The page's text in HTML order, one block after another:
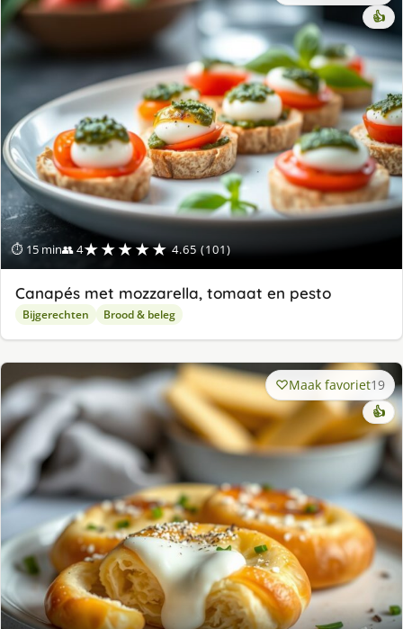
⏱ 15 min👥 4★★★★★ 4.65 (101)
👍
Canapés met mozzarella, tomaat en pesto
Bijgerechten Brood & beleg
Maak favoriet19
👍